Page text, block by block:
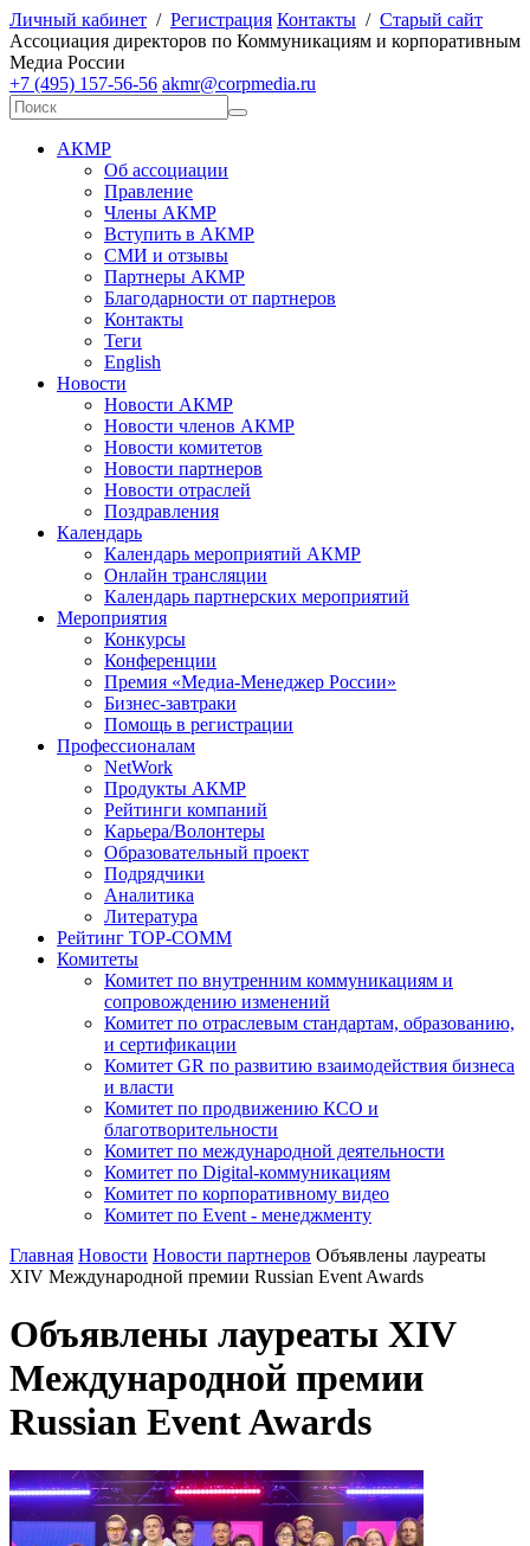
Личный кабинет / Регистрация Контакты / Старый сайт
Ассоциация директоров по Коммуникациям и корпоративным
Медиа России
+7 (495) 157-56-56 akmr@corpmedia.ru
АКМР
Об ассоциации
Правление
Члены АКМР
Вступить в АКМР
СМИ и отзывы
Партнеры АКМР
Благодарности от партнеров
Контакты
Теги
English
Новости
Новости АКМР
Новости членов АКМР
Новости комитетов
Новости партнеров
Новости отраслей
Поздравления
Календарь
Календарь мероприятий АКМР
Онлайн трансляции
Календарь партнерских мероприятий
Мероприятия
Конкурсы
Конференции
Премия «Медиа-Менеджер России»
Бизнес-завтраки
Помощь в регистрации
Профессионалам
NetWork
Продукты АКМР
Рейтинги компаний
Карьера/Волонтеры
Образовательный проект
Подрядчики
Аналитика
Литература
Рейтинг TOP-COMM
Комитеты
Комитет по внутренним коммуникациям и
сопровождению изменений
Комитет по отраслевым стандартам, образованию,
и сертификации
Комитет GR по развитию взаимодействия бизнеса
и власти
Комитет по продвижению КСО и
благотворительности
Комитет по международной деятельности
Комитет по Digital-коммуникациям
Комитет по корпоративному видео
Комитет по Event - менеджменту
Главная Новости Новости партнеров Объявлены лауреаты
ХIV Международной премии Russian Event Awards
Объявлены лауреаты ХIV
Международной премии
Russian Event Awards